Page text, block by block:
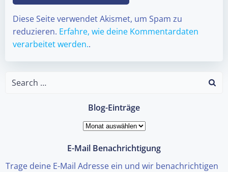
Diese Seite verwendet Akismet, um Spam zu
reduzieren. Erfahre, wie deine Kommentardaten
verarbeitet werden..
Search
Blog-Einträge
Blog-
E-Mail Benachrichtigung
Trage deine E-Mail Adresse ein und wir benachrichtigen